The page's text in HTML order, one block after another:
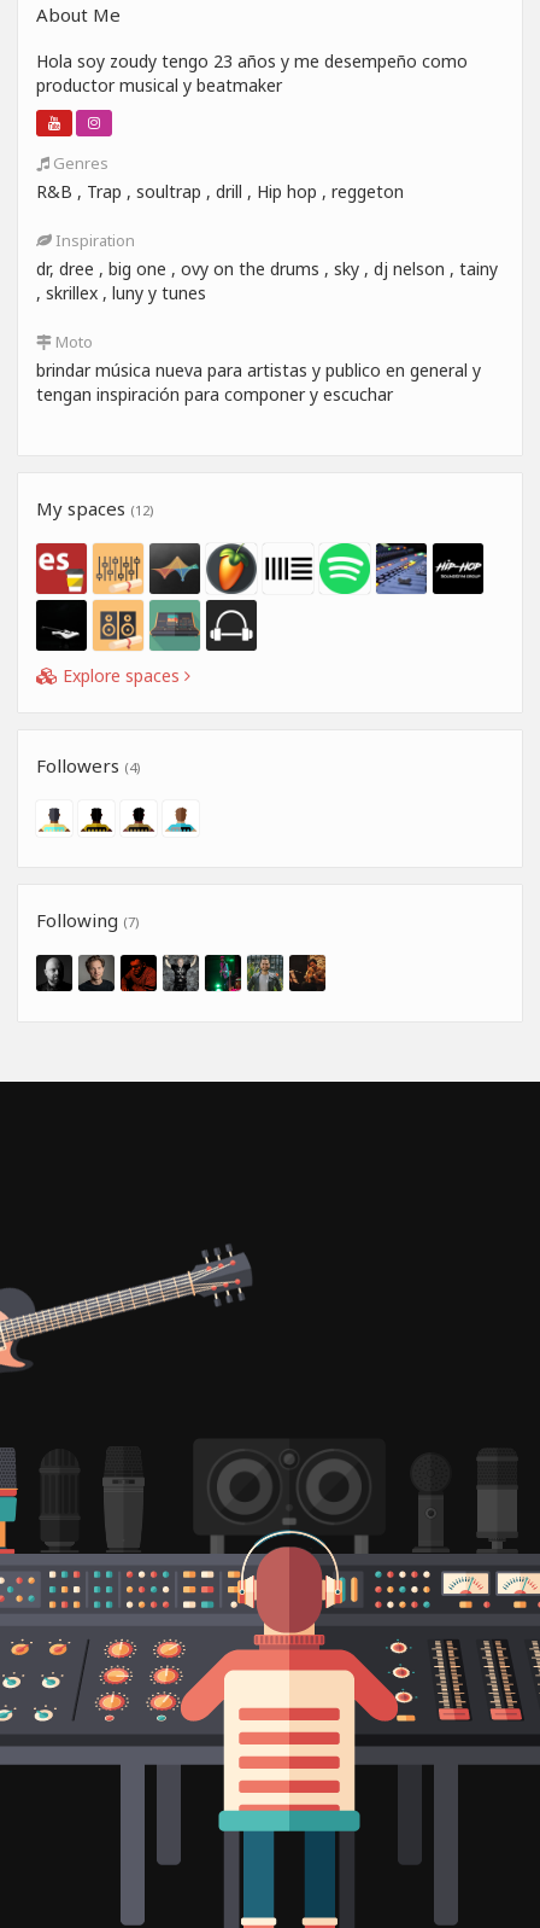
About Me
Hola soy zoudy tengo 23 años y me desempeño como
productor musical y beatmaker
Genres
R&B , Trap , soultrap , drill , Hip hop , reggeton
Inspiration
dr, dree , big one , ovy on the drums , sky , dj nelson , tainy
, skrillex , luny y tunes
Moto
brindar música nueva para artistas y publico en general y
tengan inspiración para componer y escuchar
My spaces (12)
Explore spaces
Followers (4)
Following (7)